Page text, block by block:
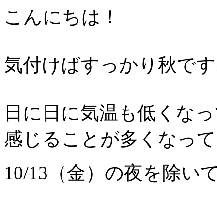
こんにちは！
気付けばすっかり秋で
日に日に気温も低くな
感じることが多くなっ
10/13（金）の夜を除い